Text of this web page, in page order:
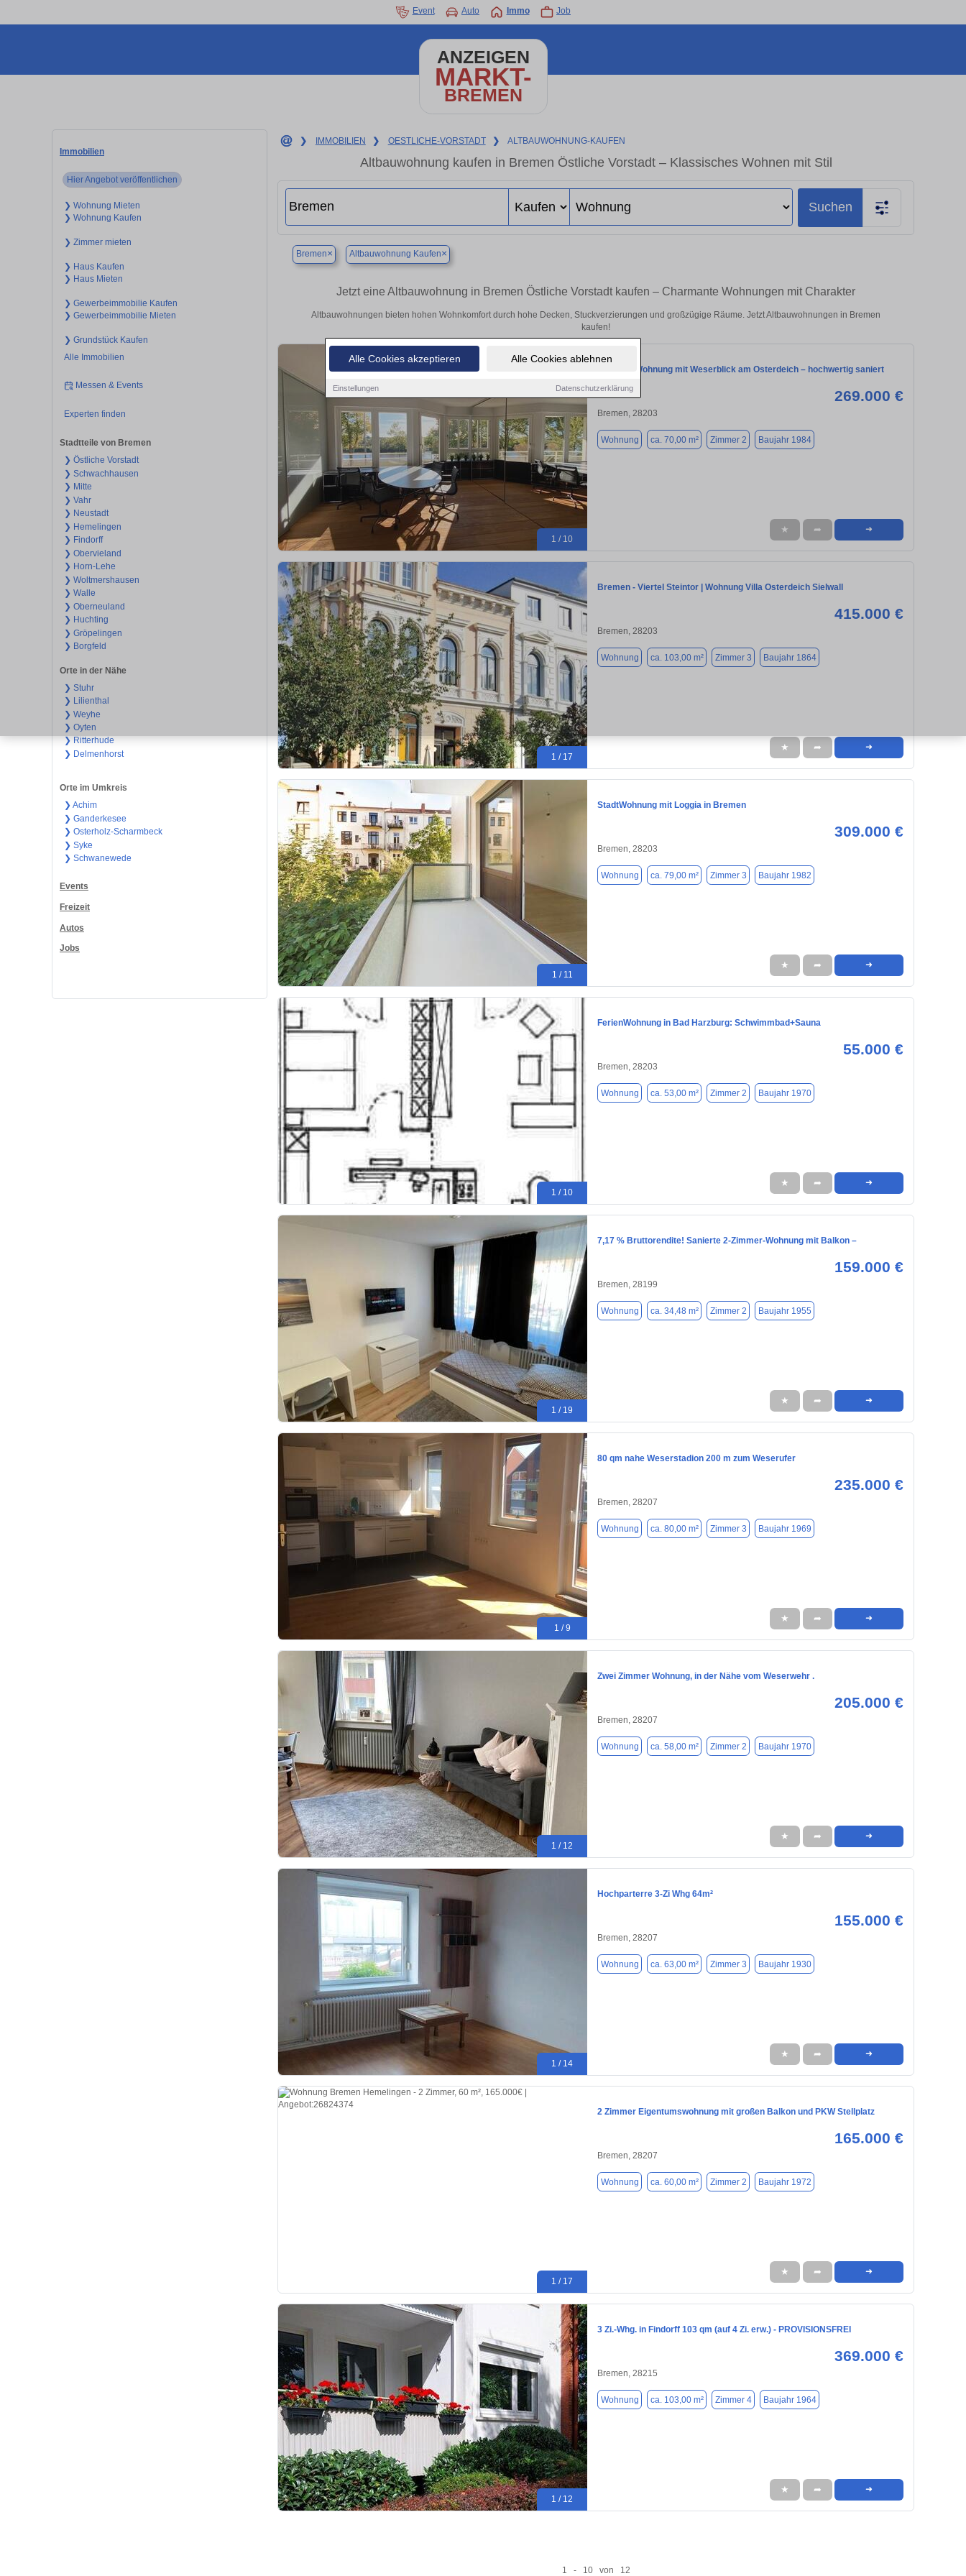
Alle Cookies akzeptieren Alle Cookies ablehnen
Einstellungen Datenschutzerklärung
Event Auto Immo Job
ANZEIGEN
MARKT-
BREMEN
Immobilien
Hier Angebot veröffentlichen
❯ Wohnung Mieten
❯ Wohnung Kaufen
❯ Zimmer mieten
❯ Haus Kaufen
❯ Haus Mieten
❯ Gewerbeimmobilie Kaufen
❯ Gewerbeimmobilie Mieten
❯ Grundstück Kaufen
Alle Immobilien
Messen & Events
Experten finden
Stadtteile von Bremen
❯ Östliche Vorstadt
❯ Schwachhausen
❯ Mitte
❯ Vahr
❯ Neustadt
❯ Hemelingen
❯ Findorff
❯ Obervieland
❯ Horn-Lehe
❯ Woltmershausen
❯ Walle
❯ Oberneuland
❯ Huchting
❯ Gröpelingen
❯ Borgfeld
Orte in der Nähe
❯ Stuhr
❯ Lilienthal
❯ Weyhe
❯ Oyten
❯ Ritterhude
❯ Delmenhorst
Orte im Umkreis
❯ Achim
❯ Ganderkesee
❯ Osterholz-Scharmbeck
❯ Syke
❯ Schwanewede
Events
Freizeit
Autos
Jobs
❯ IMMOBILIEN ❯ OESTLICHE-VORSTADT ❯ ALTBAUWOHNUNG-KAUFEN
Altbauwohnung kaufen in Bremen Östliche Vorstadt – Klassisches Wohnen mit Stil
Suchen
Bremen× Altbauwohnung Kaufen×
Jetzt eine Altbauwohnung in Bremen Östliche Vorstadt kaufen – Charmante Wohnungen mit Charakter
Altbauwohnungen bieten hohen Wohnkomfort durch hohe Decken, Stuckverzierungen und großzügige Räume. Jetzt Altbauwohnungen in Bremen
kaufen!
1 / 10
DesignerWohnung mit Weserblick am Osterdeich – hochwertig saniert
269.000 €
Bremen, 28203
Wohnung ca. 70,00 m² Zimmer 2 Baujahr 1984
★ ➦ ➜
1 / 17
Bremen - Viertel Steintor | Wohnung Villa Osterdeich Sielwall
415.000 €
Bremen, 28203
Wohnung ca. 103,00 m² Zimmer 3 Baujahr 1864
★ ➦ ➜
1 / 11
StadtWohnung mit Loggia in Bremen
309.000 €
Bremen, 28203
Wohnung ca. 79,00 m² Zimmer 3 Baujahr 1982
★ ➦ ➜
1 / 10
FerienWohnung in Bad Harzburg: Schwimmbad+Sauna
55.000 €
Bremen, 28203
Wohnung ca. 53,00 m² Zimmer 2 Baujahr 1970
★ ➦ ➜
1 / 19
7,17 % Bruttorendite! Sanierte 2-Zimmer-Wohnung mit Balkon –
159.000 €
Bremen, 28199
Wohnung ca. 34,48 m² Zimmer 2 Baujahr 1955
★ ➦ ➜
1 / 9
80 qm nahe Weserstadion 200 m zum Weserufer
235.000 €
Bremen, 28207
Wohnung ca. 80,00 m² Zimmer 3 Baujahr 1969
★ ➦ ➜
1 / 12
Zwei Zimmer Wohnung, in der Nähe vom Weserwehr .
205.000 €
Bremen, 28207
Wohnung ca. 58,00 m² Zimmer 2 Baujahr 1970
★ ➦ ➜
1 / 14
Hochparterre 3-Zi Whg 64m²
155.000 €
Bremen, 28207
Wohnung ca. 63,00 m² Zimmer 3 Baujahr 1930
★ ➦ ➜
1 / 17
2 Zimmer Eigentumswohnung mit großen Balkon und PKW Stellplatz
165.000 €
Bremen, 28207
Wohnung ca. 60,00 m² Zimmer 2 Baujahr 1972
★ ➦ ➜
1 / 12
3 Zi.-Whg. in Findorff 103 qm (auf 4 Zi. erw.) - PROVISIONSFREI
369.000 €
Bremen, 28215
Wohnung ca. 103,00 m² Zimmer 4 Baujahr 1964
★ ➦ ➜
1 - 10 von 12